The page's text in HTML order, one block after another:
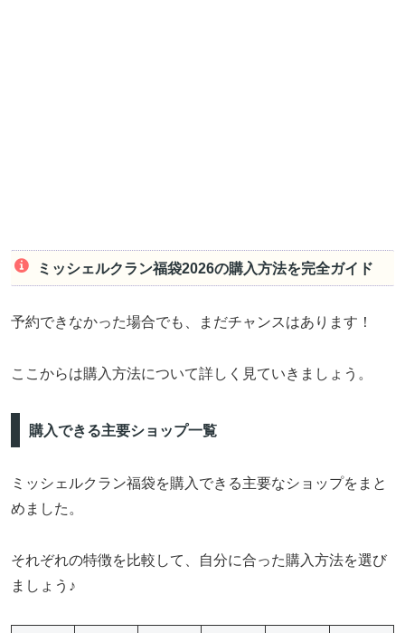
ミッシェルクラン福袋2026の購入方法を完全ガイド
予約できなかった場合でも、まだチャンスはあります！
ここからは購入方法について詳しく見ていきましょう。
購入できる主要ショップ一覧
ミッシェルクラン福袋を購入できる主要なショップをまと
めました。
それぞれの特徴を比較して、自分に合った購入方法を選び
ましょう♪